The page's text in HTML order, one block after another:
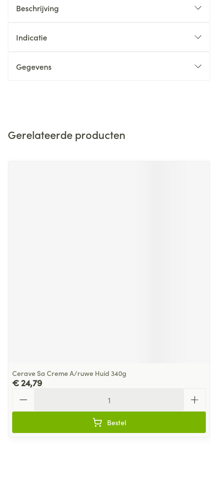
Beschrijving
Indicatie
Gegevens
Gerelateerde producten
Cerave Sa Creme A/ruwe Huid 340g
€ 24,79
Bestel